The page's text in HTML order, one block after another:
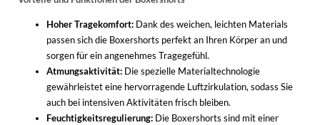
Hoher Tragekomfort: Dank des weichen, leichten Materials
passen sich die Boxershorts perfekt an Ihren Körper an und
sorgen für ein angenehmes Tragegefühl.
Atmungsaktivität: Die spezielle Materialtechnologie
gewährleistet eine hervorragende Luftzirkulation, sodass Sie
auch bei intensiven Aktivitäten frisch bleiben.
Feuchtigkeitsregulierung: Die Boxershorts sind mit einer